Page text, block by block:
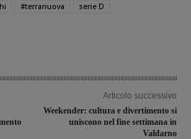
#terranuova serie D
Articolo successivo
Weekender: cultura e divertimento si
uniscono nel fine settimana in
Valdarno